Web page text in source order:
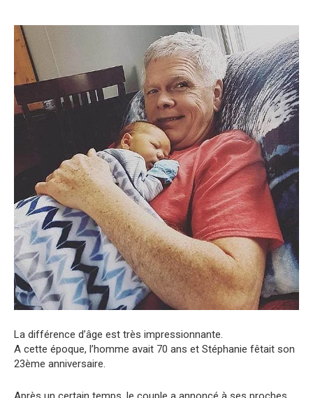
La différence d’âge est très impressionnante.
A cette époque, l’homme avait 70 ans et Stéphanie fêtait son
23ème anniversaire.